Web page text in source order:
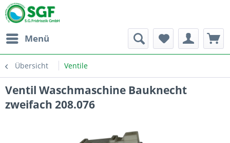
Menü
Übersicht Ventile
Ventil Waschmaschine Bauknecht
zweifach 208.076